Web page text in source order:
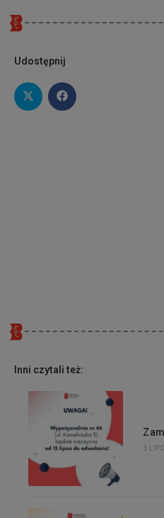
Udostępnij
Inni czytali też:
3